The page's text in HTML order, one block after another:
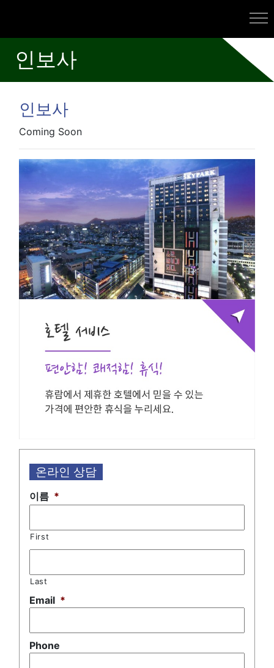
인보사
인보사
Coming Soon
온라인 상담
이름 *
First
Last
Email *
Phone